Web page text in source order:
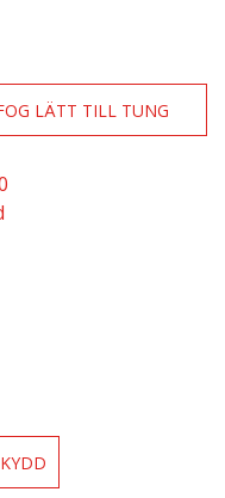
LÄTT TILL TUNG